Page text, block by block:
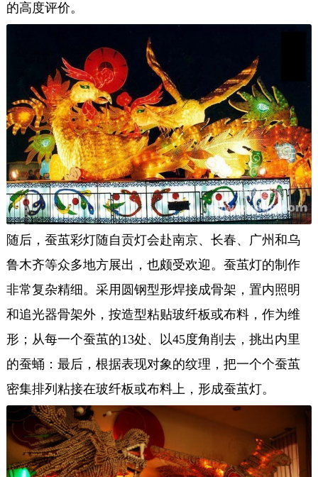
的高度评价。
随后，蚕茧彩灯随自贡灯会赴南京、长春、广州和乌
鲁木齐等众多地方展出，也颇受欢迎。蚕茧灯的制作
非常复杂精细。采用圆钢型形焊接成骨架，置内照明
和追光器骨架外，按造型粘贴玻纤板或布料，作为维
形；从每一个蚕茧的13处、以45度角削去，挑出内里
的蚕蛹：最后，根据表现对象的纹理，把一个个蚕茧
密集排列粘接在玻纤板或布料上，形成蚕茧灯。